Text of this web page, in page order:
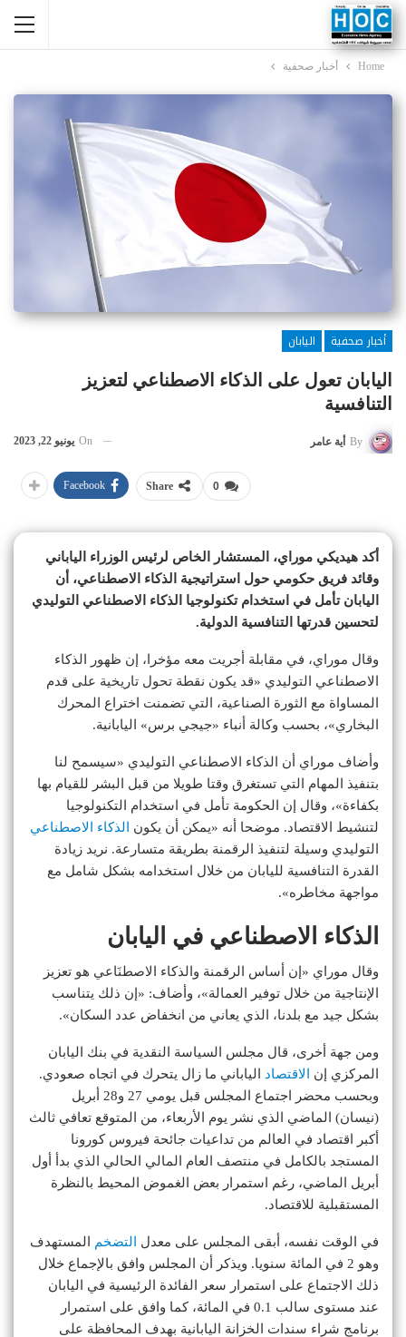
Home أخبار صحفية
أخبار صحفية
اليابان
اليابان تعول على الذكاء الاصطناعي لتعزيز
التنافسية
By أية عامر On يونيو 22, 2023
0
Share
Facebook
أكد هيديكي موراي، المستشار الخاص لرئيس الوزراء الياباني
وقائد فريق حكومي حول استراتيجية الذكاء الاصطناعي، أن
اليابان تأمل في استخدام تكنولوجيا الذكاء الاصطناعي التوليدي
لتحسين قدرتها التنافسية الدولية.
وقال موراي، في مقابلة أجريت معه مؤخرا، إن ظهور الذكاء
الاصطناعي التوليدي «قد يكون نقطة تحول تاريخية على قدم
المساواة مع الثورة الصناعية، التي تضمنت اختراع المحرك
البخاري»، بحسب وكالة أنباء «جيجي برس» اليابانية.
وأضاف موراي أن الذكاء الاصطناعي التوليدي «سيسمح لنا
بتنفيذ المهام التي تستغرق وقتا طويلا من قبل البشر للقيام بها
بكفاءة»، وقال إن الحكومة تأمل في استخدام التكنولوجيا
لتنشيط الاقتصاد. موضحا أنه «يمكن أن يكون
الذكاء الاصطناعي
التوليدي وسيلة لتنفيذ الرقمنة بطريقة متسارعة. نريد زيادة
القدرة التنافسية لليابان من خلال استخدامه بشكل شامل مع
مواجهة مخاطره».
الذكاء الاصطناعي في اليابان
وقال موراي «إن أساس الرقمنة والذكاء الاصطنَاعي هو تعزيز
الإنتاجية من خلال توفير العمالة»، وأضاف: «إن ذلك يتناسب
بشكل جيد مع بلدنا، الذي يعاني من انخفاض عدد السكان».
ومن جهة أخرى، قال مجلس السياسة النقدية في بنك اليابان
المركزي إن
الاقتصاد الياباني ما زال يتحرك في اتجاه صعودي.
وبحسب محضر اجتماع المجلس قبل يومي 27 و28 أبريل
(نيسان) الماضي الذي نشر يوم الأربعاء، من المتوقع تعافي ثالث
أكبر اقتصاد في العالم من تداعيات جائحة فيروس كورونا
المستجد بالكامل في منتصف العام المالي الحالي الذي بدأ أول
أبريل الماضي، رغم استمرار بعض الغموض المحيط بالنظرة
المستقبلية للاقتصاد.
في الوقت نفسه، أبقى المجلس على معدل التضخم
المستهدف
وهو 2 في المائة سنويا. ويذكر أن المجلس وافق بالإجماع خلال
ذلك الاجتماع على استمرار سعر الفائدة الرئيسية في اليابان
عند مستوى سالب 0.1 في المائة، كما وافق على استمرار
برنامج شراء سندات الخزانة اليابانية بهدف المحافظة على